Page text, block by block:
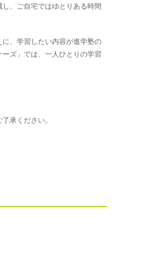
、ご自宅ではゆとりある時間
、学習したい内容が進学塾の
ズ」では、一人ひとりの学習
承ください。